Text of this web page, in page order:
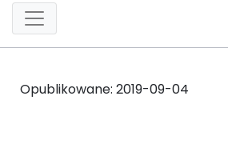
Opublikowane: 2019-09-04